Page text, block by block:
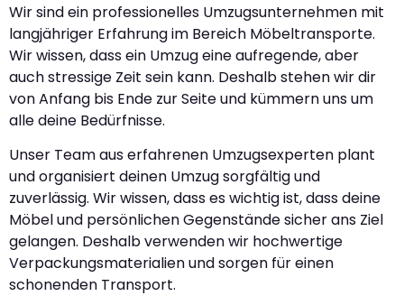
Wir sind ein professionelles Umzugsunternehmen mit
langjähriger Erfahrung im Bereich Möbeltransporte.
Wir wissen, dass ein Umzug eine aufregende, aber
auch stressige Zeit sein kann. Deshalb stehen wir dir
von Anfang bis Ende zur Seite und kümmern uns um
alle deine Bedürfnisse.
Unser Team aus erfahrenen Umzugsexperten plant
und organisiert deinen Umzug sorgfältig und
zuverlässig. Wir wissen, dass es wichtig ist, dass deine
Möbel und persönlichen Gegenstände sicher ans Ziel
gelangen. Deshalb verwenden wir hochwertige
Verpackungsmaterialien und sorgen für einen
schonenden Transport.